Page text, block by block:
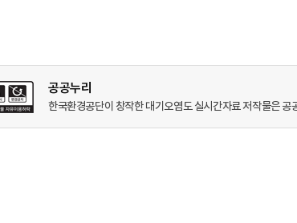
공공누리
한국환경공단이 창작한 대기오염도 실시간자료 저작물은